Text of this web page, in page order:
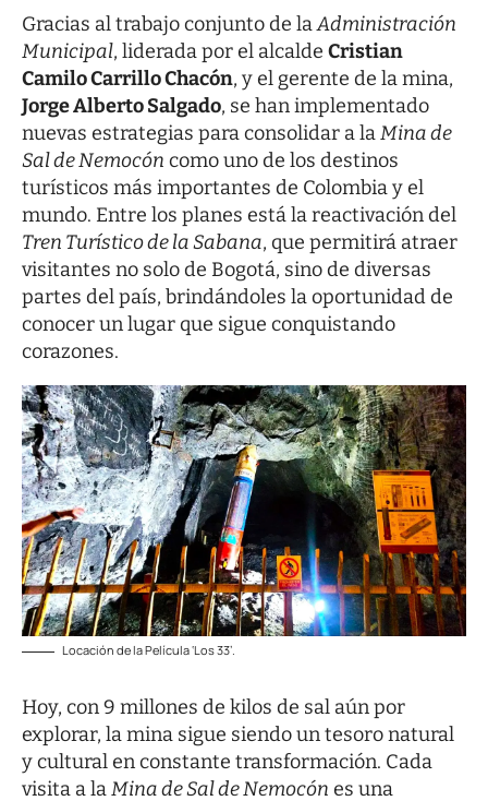
Gracias al trabajo conjunto de laAdministración
Municipal, liderada por el alcalde Cristian
Camilo Carrillo Chacón, y el gerente de la mina,
Jorge Alberto Salgado, se han implementado
nuevas estrategias para consolidar a laMina de
Sal de Nemocón como uno de los destinos
turísticos más importantes de Colombia y el
mundo. Entre los planes está la reactivación del
Tren Turístico de la Sabana, que permitirá atraer
visitantes no solo de Bogotá, sino de diversas
partes del país, brindándoles la oportunidad de
conocer un lugar que sigue conquistando
corazones.
Locación de la Película ‘Los 33’.
Hoy, con 9 millones de kilos de sal aún por
explorar, la mina sigue siendo un tesoro natural
y cultural en constante transformación. Cada
visita a laMina de Sal de Nemocón es una